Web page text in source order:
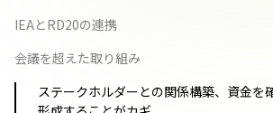
IEAとRD20の連携
会議を超えた取り組み
ステークホルダーとの関係構築、資金を